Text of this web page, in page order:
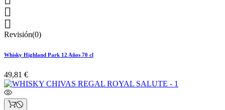


Revisión(0)
Whisky Highland Park 12 Años 70 cl
49,81 €